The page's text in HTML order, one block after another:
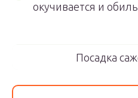
окучивается и
Посадка